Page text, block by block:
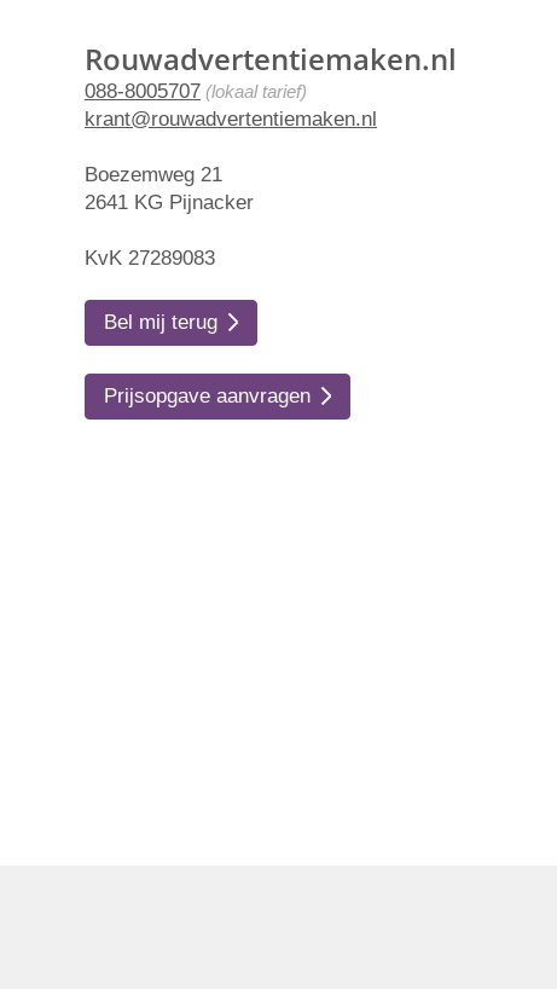
Rouwadvertentiemaken.nl
088-8005707 (lokaal tarief)
krant@rouwadvertentiemaken.nl
Boezemweg 21
2641 KG Pijnacker
KvK 27289083
Bel mij terug
Prijsopgave aanvragen